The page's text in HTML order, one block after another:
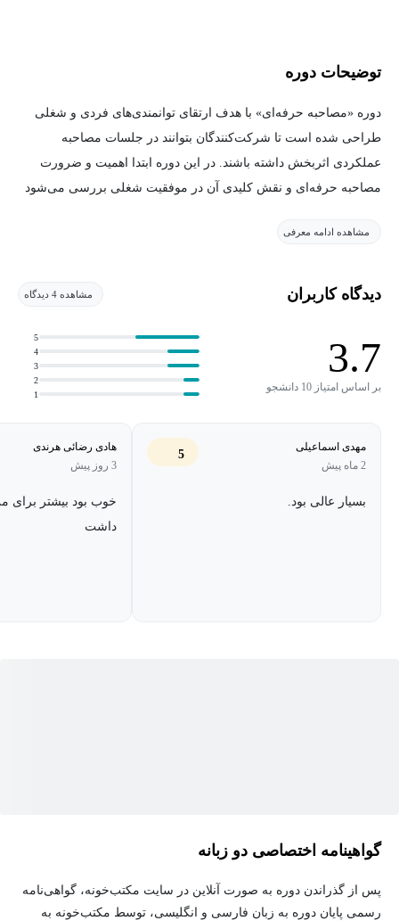
توضیحات دوره
دوره «مصاحبه حرفه‌ای» با هدف ارتقای توانمندی‌های فردی و شغلی
طراحی شده است تا شرکت‌کنندگان بتوانند در جلسات مصاحبه
عملکردی اثربخش داشته باشند. در این دوره ابتدا اهمیت و ضرورت
مصاحبه حرفه‌ای و نقش کلیدی آن در موفقیت شغلی بررسی می‌شود
فرآیند انتخاب و استخدام تأکید خواهد شد. شرکت‌کنندگان با اصول
مناسب و زمان‌بندی صحیح آشنا شده و نکات کلیدی نگارش رزومه مؤثر
جلسات مصاحبه به‌عنوان یکی از ارکان اصلی دوره آموزش داده
می‌شود و مهارت‌های ذهنی و رفتاری تقویت‌کننده اعتمادبه‌نفس و تسلط
فردی مورد توجه قرار می‌گیرند. همچنین، مهم‌ترین نکات در فرآیند
شایستگی‌ها و معیارهای اصلی مورد توجه کارفرمایان تمرکز خواهد شد.
مشاهده ادامه معرفی
دیدگاه کاربران مشاهده 4 دیدگاه
3.7
بر اساس امتیاز 10 دانشجو
1
2
3
4
5
مهدی اسماعیلی
2 ماه پیش
5
بسیار عالی بود.
هادی رضائی هرندی
3 روز پیش
خوب بود بیشتر برای
داشت
گواهینامه اختصاصی دو زبانه
پس از گذراندن دوره به صورت آنلاین در سایت مکتب‌خونه، گواهی‌نامه
رسمی پایان دوره به زبان فارسی و انگلیسی، توسط مکتب‌خونه به